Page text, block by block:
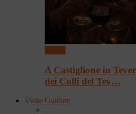
A Castiglione in
dei Colli del Tev…
Visite Guidate